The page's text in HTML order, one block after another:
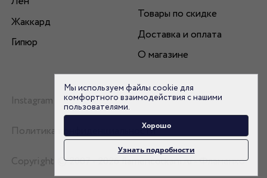
Жаккард
Гипюр
Товары по скидке
Доставка и оплата
О магазине
Instagram
Политика конфиденциальности
Copyright © 2007 - 2026 flamencotkani.ru - Фламенко
Мы используем файлы cookie для
комфортного взаимодействия с нашими
пользователями.
Хорошо
Узнать подробности